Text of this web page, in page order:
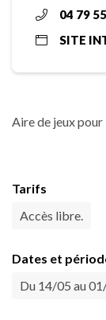
04 79
SITE
Aire de jeux pour
Tarifs
Accès libre.
Dates et
Du 14/05 au